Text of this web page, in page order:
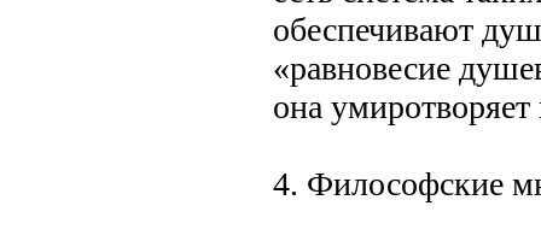
обеспечивают
«равновесие
она
4. Философские